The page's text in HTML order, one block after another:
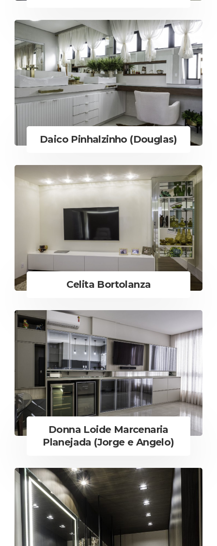
Daico Pinhalzinho (Douglas)
Celita Bortolanza
Donna Loide Marcenaria
Planejada (Jorge e Angelo)